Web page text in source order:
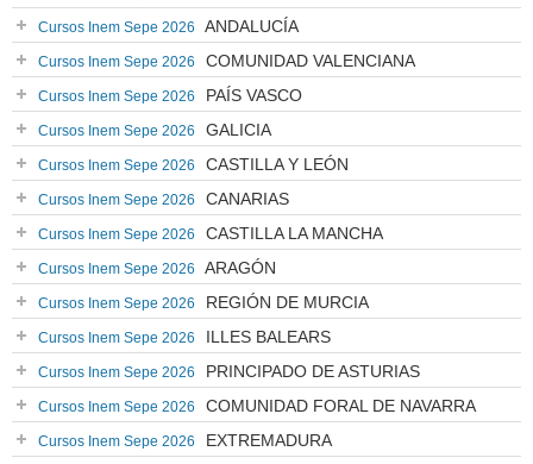
Cursos Inem Sepe 2026 ANDALUCÍA
Cursos Inem Sepe 2026 COMUNIDAD VALENCIANA
Cursos Inem Sepe 2026 PAÍS VASCO
Cursos Inem Sepe 2026 GALICIA
Cursos Inem Sepe 2026 CASTILLA Y LEÓN
Cursos Inem Sepe 2026 CANARIAS
Cursos Inem Sepe 2026 CASTILLA LA MANCHA
Cursos Inem Sepe 2026 ARAGÓN
Cursos Inem Sepe 2026 REGIÓN DE MURCIA
Cursos Inem Sepe 2026 ILLES BALEARS
Cursos Inem Sepe 2026 PRINCIPADO DE ASTURIAS
Cursos Inem Sepe 2026 COMUNIDAD FORAL DE NAVARRA
Cursos Inem Sepe 2026 EXTREMADURA